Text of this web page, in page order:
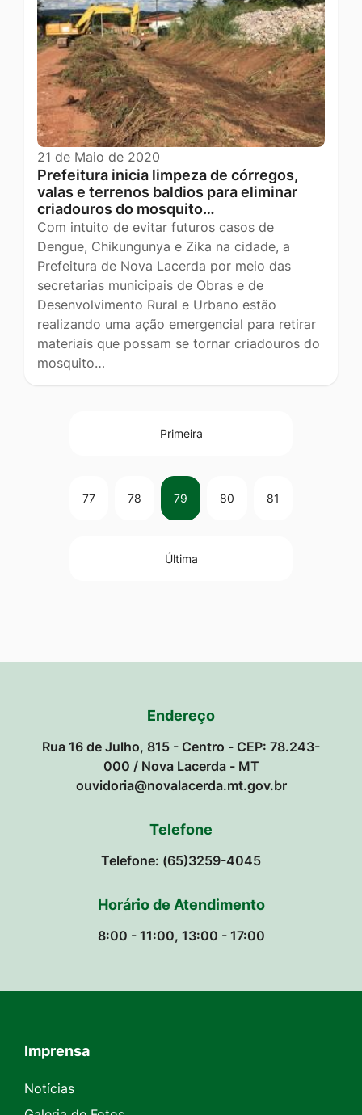
21 de Maio de 2020
Prefeitura inicia limpeza de córregos,
valas e terrenos baldios para eliminar
criadouros do mosquito…
Com intuito de evitar futuros casos de
Dengue, Chikungunya e Zika na cidade, a
Prefeitura de Nova Lacerda por meio das
secretarias municipais de Obras e de
Desenvolvimento Rural e Urbano estão
realizando uma ação emergencial para retirar
materiais que possam se tornar criadouros do
mosquito…
Primeira
77 78 79 80 81
Última
Endereço
Rua 16 de Julho, 815 - Centro - CEP: 78.243-
000 / Nova Lacerda - MT
ouvidoria@novalacerda.mt.gov.br
Telefone
Telefone: (65)3259-4045
Horário de Atendimento
8:00 - 11:00, 13:00 - 17:00
Seção do Rodapé e Contato
Imprensa
Notícias